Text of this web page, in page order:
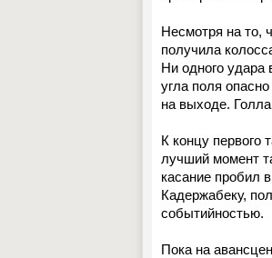
Несмотря на то,
получила
Ни одного удара
угла поля
на выходе.
К концу первого
лучший момент
касание пробил
Кадержабеку,
событийностью.
Пока на